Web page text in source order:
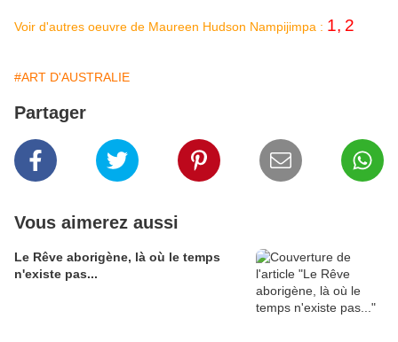
Voir d'autres oeuvre de Maureen Hudson Nampijimpa : 1, 2
#ART D'AUSTRALIE
Partager
Vous aimerez aussi
Le Rêve aborigène, là où le temps
n'existe pas...